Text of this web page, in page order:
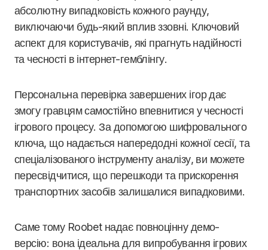
абсолютну випадковість кожного раунду,
виключаючи будь-який вплив ззовні. Ключовий
аспект для користувачів, які прагнуть надійності
та чесності в інтернет-гемблінгу.
Персональна перевірка завершених ігор дає
змогу гравцям самостійно впевнитися у чесності
ігрового процесу. За допомогою шифровального
ключа, що надається напередодні кожної сесії, та
спеціалізованого інструменту аналізу, ви можете
пересвідчитися, що перешкоди та прискорення
транспортних засобів залишалися випадковими.
Саме тому Roobet надає повноцінну демо-
версію: вона ідеальна для випробування ігрових